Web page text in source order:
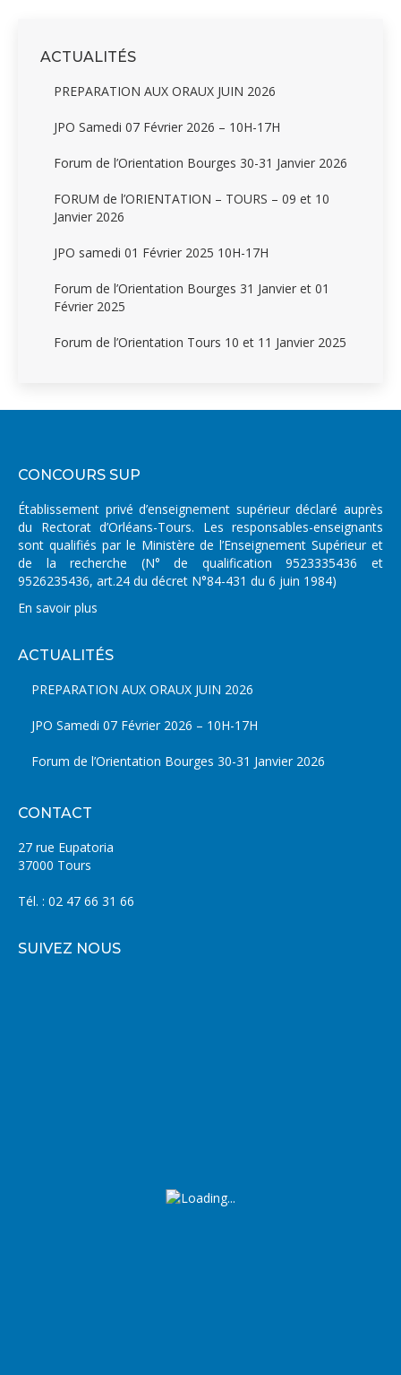
ACTUALITÉS
PREPARATION AUX ORAUX JUIN 2026
JPO Samedi 07 Février 2026 – 10H-17H
Forum de l’Orientation Bourges 30-31 Janvier 2026
FORUM de l’ORIENTATION – TOURS – 09 et 10
Janvier 2026
JPO samedi 01 Février 2025 10H-17H
Forum de l’Orientation Bourges 31 Janvier et 01
Février 2025
Forum de l’Orientation Tours 10 et 11 Janvier 2025
CONCOURS SUP
Établissement privé d’enseignement supérieur déclaré auprès
du Rectorat d’Orléans-Tours. Les responsables-enseignants
sont qualifiés par le Ministère de l’Enseignement Supérieur et
de la recherche (N° de qualification 9523335436 et
9526235436, art.24 du décret N°84-431 du 6 juin 1984)
En savoir plus
ACTUALITÉS
PREPARATION AUX ORAUX JUIN 2026
JPO Samedi 07 Février 2026 – 10H-17H
Forum de l’Orientation Bourges 30-31 Janvier 2026
CONTACT
27 rue Eupatoria
37000 Tours
Tél. : 02 47 66 31 66
SUIVEZ NOUS